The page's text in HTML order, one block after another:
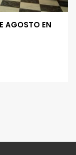
AGOSTO EN